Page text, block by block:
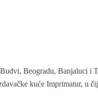
Beogradu, Banjaluci i
kuće Imprimatur, u